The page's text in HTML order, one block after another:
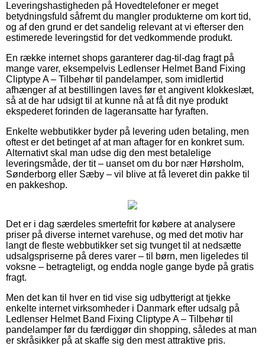
Leveringshastigheden på Hovedtelefoner er meget
betydningsfuld såfremt du mangler produkterne om kort tid,
og af den grund er det sandelig relevant at vi efterser den
estimerede leveringstid for det vedkommende produkt.
En række internet shops garanterer dag-til-dag fragt på
mange varer, eksempelvis Ledlenser Helmet Band Fixing
Cliptype A – Tilbehør til pandelamper, som imidlertid
afhænger af at bestillingen laves før et angivent klokkeslæt,
så at de har udsigt til at kunne nå at få dit nye produkt
ekspederet forinden de lageransatte har fyraften.
Enkelte webbutikker byder på levering uden betaling, men
oftest er det betinget af at man aftager for en konkret sum.
Alternativt skal man udse dig den mest betalelige
leveringsmåde, der tit – uanset om du bor nær Hørsholm,
Sønderborg eller Sæby – vil blive at få leveret din pakke til
en pakkeshop.
Det er i dag særdeles smertefrit for købere at analysere
priser på diverse internet varehuse, og med det motiv har
langt de fleste webbutikker set sig tvunget til at nedsætte
udsalgspriserne på deres varer – til børn, men ligeledes til
voksne – betragteligt, og endda nogle gange byde på gratis
fragt.
Men det kan til hver en tid vise sig udbytterigt at tjekke
enkelte internet virksomheder i Danmark efter udsalg på
Ledlenser Helmet Band Fixing Cliptype A – Tilbehør til
pandelamper før du færdiggør din shopping, således at man
er skråsikker på at skaffe sig den mest attraktive pris.